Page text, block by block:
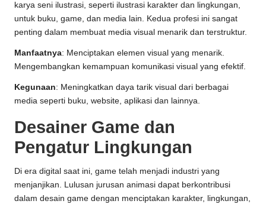
karya seni ilustrasi, seperti ilustrasi karakter dan lingkungan,
untuk buku, game, dan media lain. Kedua profesi ini sangat
penting dalam membuat media visual menarik dan terstruktur.
Manfaatnya: Menciptakan elemen visual yang menarik.
Mengembangkan kemampuan komunikasi visual yang efektif.
Kegunaan: Meningkatkan daya tarik visual dari berbagai
media seperti buku, website, aplikasi dan lainnya.
Desainer Game dan
Pengatur Lingkungan
Di era digital saat ini, game telah menjadi industri yang
menjanjikan. Lulusan jurusan animasi dapat berkontribusi
dalam desain game dengan menciptakan karakter, lingkungan,